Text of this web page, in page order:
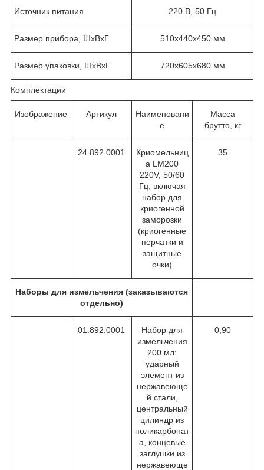
Источник питания 220 В, 50 Гц
Размер прибора, ШxВxГ 510x440x450 мм
Размер упаковки, ШxВxГ 720x605x680 мм
Комплектации
Изображение Артикул
Наименовани
е
Масса
брутто, кг
24.892.0001
Криомельниц
а LM200
220V, 50/60
Гц, включая
набор для
криогенной
заморозки
(криогенные
перчатки и
защитные
очки)
35
Наборы для измельчения (заказываются
отдельно)
01.892.0001
Набор для
измельчения
200 мл:
ударный
элемент из
нержавеюще
й стали,
центральный
цилиндр из
поликарбонат
а, концевые
заглушки из
нержавеюще
0,90